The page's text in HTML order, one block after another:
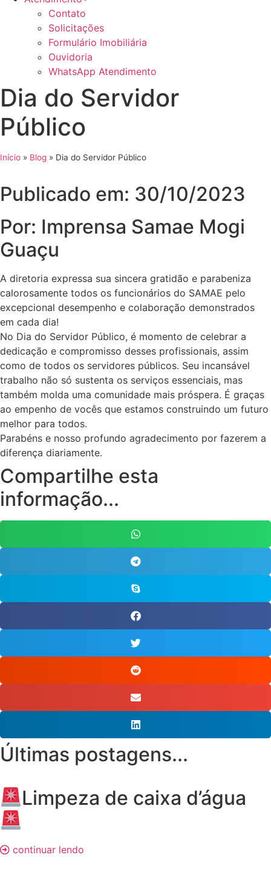
Contato
Solicitações
Formulário Imobiliária
Ouvidoria
WhatsApp Atendimento
Dia do Servidor
Público
Início » Blog » Dia do Servidor Público
Publicado em: 30/10/2023
Por: Imprensa Samae Mogi
Guaçu
A diretoria expressa sua sincera gratidão e parabeniza
calorosamente todos os funcionários do SAMAE pelo
excepcional desempenho e colaboração demonstrados
em cada dia!
No Dia do Servidor Público, é momento de celebrar a
dedicação e compromisso desses profissionais, assim
como de todos os servidores públicos. Seu incansável
trabalho não só sustenta os serviços essenciais, mas
também molda uma comunidade mais próspera. É graças
ao empenho de vocês que estamos construindo um futuro
melhor para todos.
Parabéns e nosso profundo agradecimento por fazerem a
diferença diariamente.
Compartilhe esta
informação...
Últimas postagens...
Limpeza de caixa d’água
continuar lendo